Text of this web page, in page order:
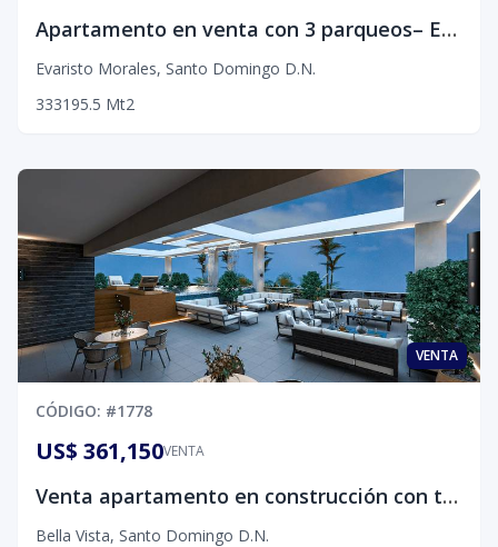
Apartamento en venta con 3 parqueos– Evaristo Morales, D.N.
Evaristo Morales, Santo Domingo D.N.
333195.5 Mt2
VENTA
CÓDIGO: #1778
VENTA
US$ 361,150
Venta apartamento en construcción con terraza - Bella Vista, D.N.
Bella Vista, Santo Domingo D.N.